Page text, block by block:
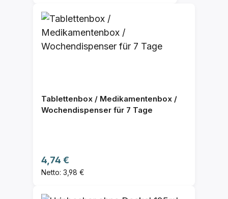
Tablettenbox / Medikamentenbox /
Wochendispenser für 7 Tage
Regulärer Preis:
4,74 €
Netto: 3,98 €